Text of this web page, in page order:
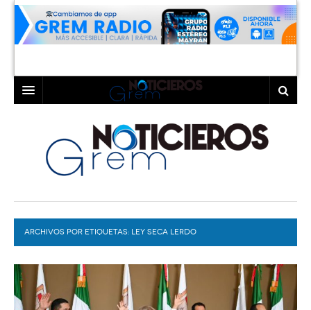
LAGUNA
TORREÓN
GÓMEZ PALACIO
LERDO
COAHUILA
DURANGO
DEPORTES
COLABORADORES
ARCHIVOS POR ETIQUETAS: LEY SECA LERDO